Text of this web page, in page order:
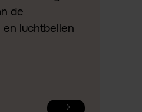
de
en luchtbellen